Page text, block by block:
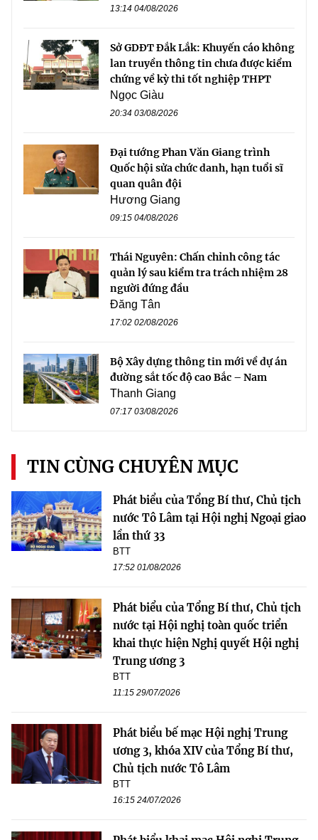
13:14 04/08/2026
Sở GDĐT Đắk Lắk: Khuyến cáo không
lan truyền thông tin chưa được kiểm
chứng về kỳ thi tốt nghiệp THPT
Ngọc Giàu
20:34 03/08/2026
Đại tướng Phan Văn Giang trình
Quốc hội sửa chức danh, hạn tuổi sĩ
quan quân đội
Hương Giang
09:15 04/08/2026
Thái Nguyên: Chấn chỉnh công tác
quản lý sau kiểm tra trách nhiệm 28
người đứng đầu
Đăng Tân
17:02 02/08/2026
Bộ Xây dựng thông tin mới về dự án
đường sắt tốc độ cao Bắc – Nam
Thanh Giang
07:17 03/08/2026
TIN CÙNG CHUYÊN MỤC
Phát biểu của Tổng Bí thư, Chủ tịch
nước Tô Lâm tại Hội nghị Ngoại giao
lần thứ 33
BTT
17:52 01/08/2026
Phát biểu của Tổng Bí thư, Chủ tịch
nước tại Hội nghị toàn quốc triển
khai thực hiện Nghị quyết Hội nghị
Trung ương 3
BTT
11:15 29/07/2026
Phát biểu bế mạc Hội nghị Trung
ương 3, khóa XIV của Tổng Bí thư,
Chủ tịch nước Tô Lâm
BTT
16:15 24/07/2026